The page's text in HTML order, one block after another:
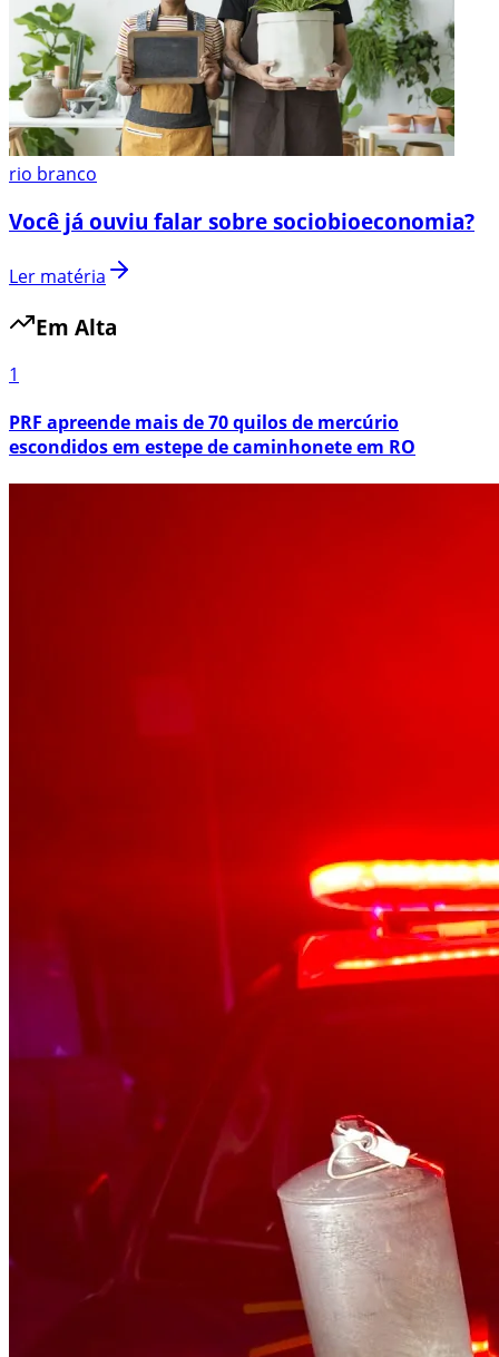
rio branco
Você já ouviu falar sobre sociobioeconomia?
Ler matéria
Em Alta
1
PRF apreende mais de 70 quilos de mercúrio
escondidos em estepe de caminhonete em RO